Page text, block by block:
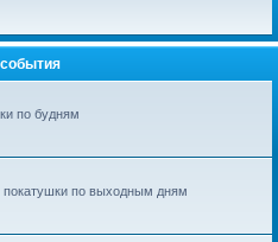
по будням
по выходным дням